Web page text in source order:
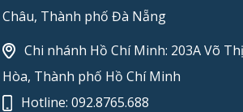
Châu, Thành phố Đà Nẵng
Chi nhánh Hồ Chí Minh: 203A Võ
Hòa, Thành phố Hồ Chí Minh
Hotline:092.8765.688